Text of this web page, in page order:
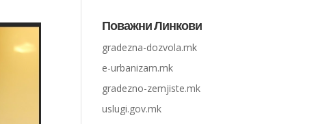
Поважни Линкови
gradezna-dozvola.mk
e-urbanizam.mk
gradezno-zemjiste.mk
uslugi.gov.mk